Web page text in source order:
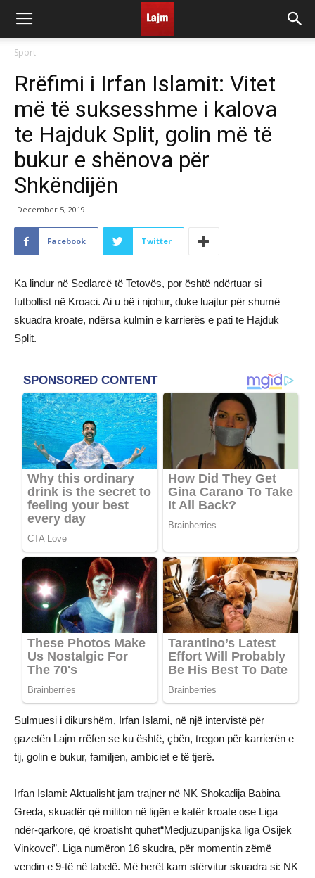
Sport
Rrëfimi i Irfan Islamit: Vitet
më të suksesshme i kalova
te Hajduk Split, golin më të
bukur e shënova për
Shkëndijën
December 5, 2019
Facebook Twitter
Ka lindur në Sedlarcë të Tetovës, por është ndërtuar si
futbollist në Kroaci. Ai u bë i njohur, duke luajtur për shumë
skuadra kroate, ndërsa kulmin e karrierës e pati te Hajduk
Split.
Sulmuesi i dikurshëm, Irfan Islami, në një intervistë për
gazetën Lajm rrëfen se ku është, çbën, tregon për karrierën e
tij, golin e bukur, familjen, ambiciet e të tjerë.
Irfan Islami: Aktualisht jam trajner në NK Shokadija Babina
Greda, skuadër që militon në ligën e katër kroate ose Liga
ndër-qarkore, që kroatisht quhet“Medjuzupanijska liga Osijek
Vinkovci”. Liga numëron 16 skudra, për momentin zëmë
vendin e 9-të në tabelë. Më herët kam stërvitur skuadra si: NK